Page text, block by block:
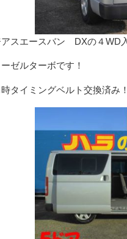
スエースバン DXの４WD
ゼルターボです！
タイミングベルト交換済み！